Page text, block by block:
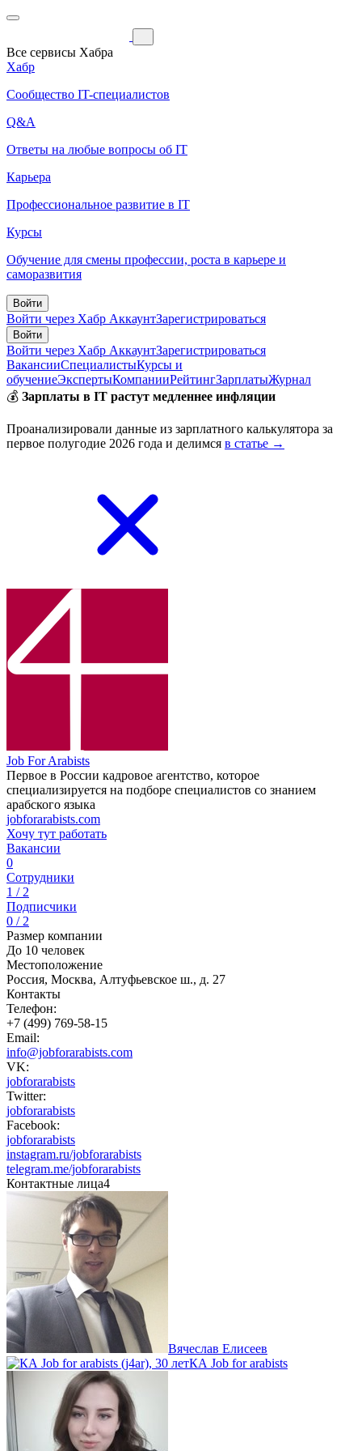
Все сервисы Хабра
Хабр
Сообщество IT-специалистов
Q&A
Ответы на любые вопросы об IT
Карьера
Профессиональное развитие в IT
Курсы
Обучение для смены профессии, роста в карьере и
саморазвития
Войти
Войти через Хабр АккаунтЗарегистрироваться
Войти
Войти через Хабр АккаунтЗарегистрироваться
ВакансииСпециалистыКурсы и
обучениеЭкспертыКомпанииРейтингЗарплатыЖурнал
💰 Зарплаты в IT растут медленнее инфляции
Проанализировали данные из зарплатного калькулятора за
первое полугодие 2026 года и делимся в статье →
Job For Arabists
Первое в России кадровое агентство, которое
специализируется на подборе специалистов со знанием
арабского языка
jobforarabists.com
Хочу тут работать
Вакансии
0
Сотрудники
1 / 2
Подписчики
0 / 2
Размер компании
До 10 человек
Местоположение
Россия, Москва, Алтуфьевское ш., д. 27
Контакты
Телефон:
+7 (499) 769-58-15
Email:
info@jobforarabists.com
VK:
jobforarabists
Twitter:
jobforarabists
Facebook:
jobforarabists
instagram.ru/jobforarabists
telegram.me/jobforarabists
Контактные лица4
Вячеслав Елисеев
КА Job for arabists